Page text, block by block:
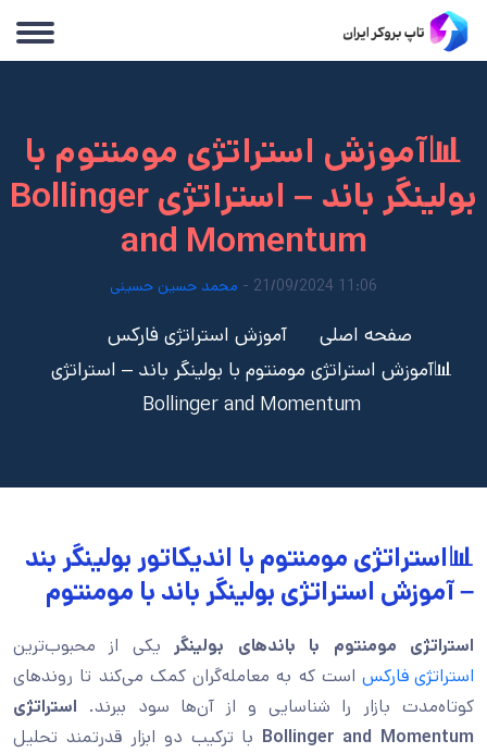
📊آموزش استراتژی مومنتوم با
بولینگر باند – استراتژی Bollinger
and Momentum
11:06 21/09/2024 - محمد حسین حسینی
صفحه اصلی
آموزش استراتژی فارکس
📊آموزش استراتژی مومنتوم با بولینگر باند – استراتژی
Bollinger and Momentum
📊استراتژی مومنتوم با اندیکاتور بولینگر بند
– آموزش استراتژی بولینگر باند با مومنتوم
استراتژی مومنتوم با باندهای بولینگریکی از محبوب‌ترین
استراتژی فارکس است که به معامله‌گران کمک می‌کند تا روندهای
کوتاه‌مدت بازار را شناسایی و از آن‌ها سود ببرند. استراتژی
Bollinger and Momentum با ترکیب دو ابزار قدرتمند تحلیل